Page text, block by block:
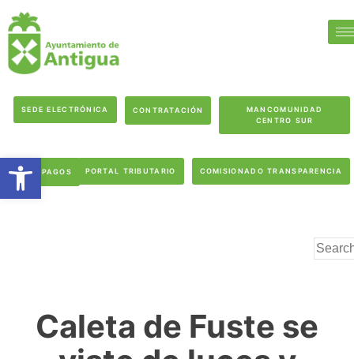
SEDE ELECTRÓNICA CONTRATACIÓN
MANCOMUNIDAD
CENTRO SUR
PAGOS PORTAL TRIBUTARIO COMISIONADO TRANSPARENCIA
Caleta de Fuste se
Abrir barra de herramientas